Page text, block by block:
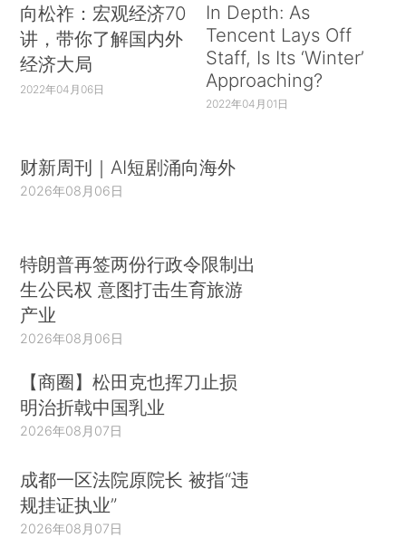
向松祚：宏观经济70
讲，带你了解国内外
经济大局
2022年04月06日
In Depth: As
Tencent Lays Off
Staff, Is Its ‘Winter’
Approaching?
2022年04月01日
财新周刊｜AI短剧涌向海外
2026年08月06日
特朗普再签两份行政令限制出
生公民权 意图打击生育旅游
产业
2026年08月06日
【商圈】松田克也挥刀止损
明治折戟中国乳业
2026年08月07日
成都一区法院原院长 被指“违
规挂证执业”
2026年08月07日